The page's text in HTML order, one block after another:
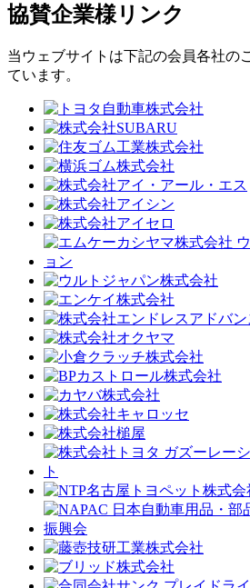
協賛企業様リンク
当ウェブサイトは下記の会員各社の
ています。